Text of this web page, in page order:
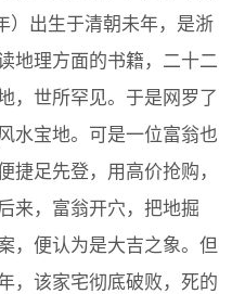
）出生于清朝未年，是浙
地理方面的书籍，二十二
，世所罕见。于是网罗了
水宝地。可是一位富翁也
捷足先登，用高价抢购，
来，富翁开穴，把地掘
，便认为是大吉之象。但
，该家宅彻底破败，死的